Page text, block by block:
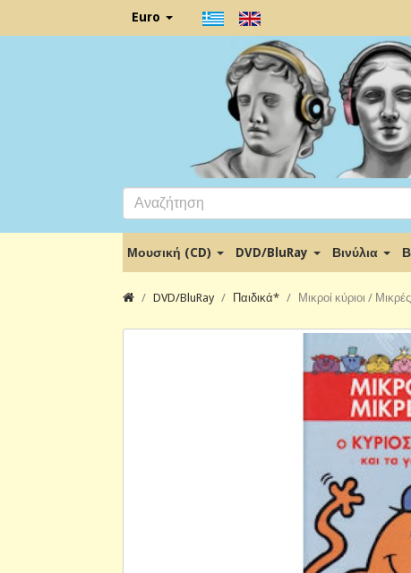
Euro
Μουσική (CD) DVD/BluRay Βινύλια
DVD/BluRay Παιδικά* Μικροί κύριοι /